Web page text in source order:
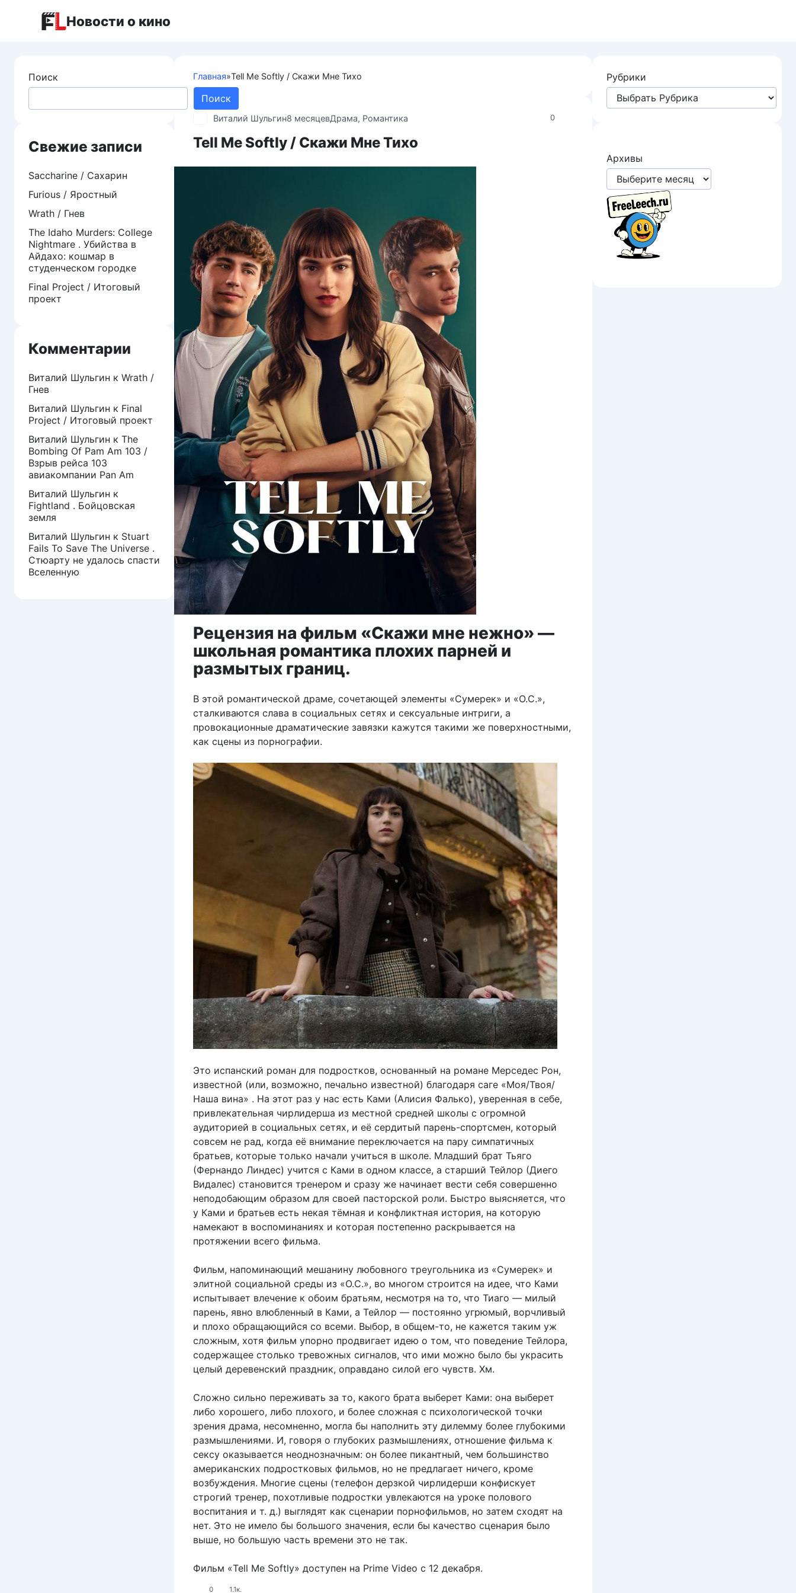
Новости о кино
Главная»Tell Me Softly / Скажи Мне Тихо
0
Виталий Шульгин8 месяцевДрама, Романтика
Tell Me Softly / Скажи Мне Тихо
Рецензия на фильм «Скажи мне нежно» —
школьная романтика плохих парней и
размытых границ.
В этой романтической драме, сочетающей элементы «Сумерек» и «О.С.»,
сталкиваются слава в социальных сетях и сексуальные интриги, а
провокационные драматические завязки кажутся такими же поверхностными,
как сцены из порнографии.
Это испанский роман для подростков, основанный на романе Мерседес Рон,
известной (или, возможно, печально известной) благодаря саге «Моя/Твоя/
Наша вина» . На этот раз у нас есть Ками (Алисия Фалько), уверенная в себе,
привлекательная чирлидерша из местной средней школы с огромной
аудиторией в социальных сетях, и её сердитый парень-спортсмен, который
совсем не рад, когда её внимание переключается на пару симпатичных
братьев, которые только начали учиться в школе. Младший брат Тьяго
(Фернандо Линдес) учится с Ками в одном классе, а старший Тейлор (Диего
Видалес) становится тренером и сразу же начинает вести себя совершенно
неподобающим образом для своей пасторской роли. Быстро выясняется, что
у Ками и братьев есть некая тёмная и конфликтная история, на которую
намекают в воспоминаниях и которая постепенно раскрывается на
протяжении всего фильма.
Фильм, напоминающий мешанину любовного треугольника из «Сумерек» и
элитной социальной среды из «О.С.», во многом строится на идее, что Ками
испытывает влечение к обоим братьям, несмотря на то, что Тиаго — милый
парень, явно влюбленный в Ками, а Тейлор — постоянно угрюмый, ворчливый
и плохо обращающийся со всеми. Выбор, в общем-то, не кажется таким уж
сложным, хотя фильм упорно продвигает идею о том, что поведение Тейлора,
содержащее столько тревожных сигналов, что ими можно было бы украсить
целый деревенский праздник, оправдано силой его чувств. Хм.
Сложно сильно переживать за то, какого брата выберет Ками: она выберет
либо хорошего, либо плохого, и более сложная с психологической точки
зрения драма, несомненно, могла бы наполнить эту дилемму более глубокими
размышлениями. И, говоря о глубоких размышлениях, отношение фильма к
сексу оказывается неоднозначным: он более пикантный, чем большинство
американских подростковых фильмов, но не предлагает ничего, кроме
возбуждения. Многие сцены (телефон дерзкой чирлидерши конфискует
строгий тренер, похотливые подростки увлекаются на уроке полового
воспитания и т. д.) выглядят как сценарии порнофильмов, но затем сходят на
нет. Это не имело бы большого значения, если бы качество сценария было
выше, но большую часть времени это не так.
Фильм «Tell Me Softly» доступен на Prime Video с 12 декабря.
0 1.1к.
Поиск
Поиск
Свежие записи
Saccharine / Сахарин
Furious / Яростный
Wrath / Гнев
The Idaho Murders: College
Nightmare . Убийства в
Айдахо: кошмар в
студенческом городке
Final Project / Итоговый
проект
Комментарии
Виталий Шульгин к Wrath /
Гнев
Виталий Шульгин к Final
Project / Итоговый проект
Виталий Шульгин к The
Bombing Of Pam Am 103 /
Взрыв рейса 103
авиакомпании Pan Am
Виталий Шульгин к
Fightland . Бойцовская
земля
Виталий Шульгин к Stuart
Fails To Save The Universe .
Стюарту не удалось спасти
Вселенную
Рубрики
Архивы